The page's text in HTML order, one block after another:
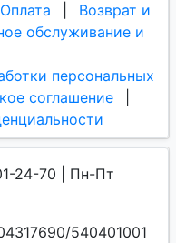
Оплата
Возврат и
обслуживание и
персональных
соглашение
24-70 | Пн-Пт
540401001